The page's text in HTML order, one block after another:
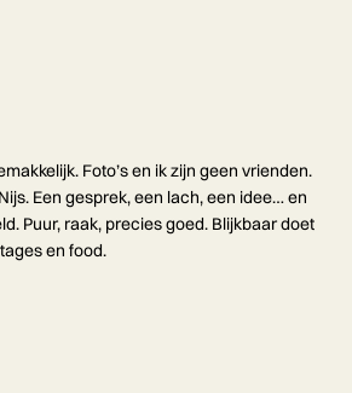
Foto’s en ik zijn geen vrienden.
Een gesprek, een lach, een idee… en
Puur, raak, precies goed. Blijkbaar doet
en food.